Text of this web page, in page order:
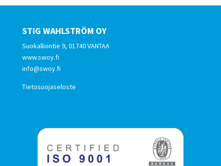
STIG WAHLSTRÖM OY
Suokalliontie 9, 01740 VANTAA
www.swoy.fi
info@swoy.fi
Tietosuojaseloste